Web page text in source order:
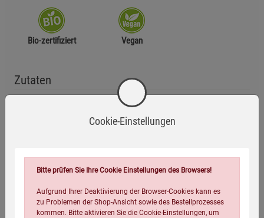
Bio-zertifiziert Vegan
Zutaten
Süßholzwurzel* (70 %), grüne Minze* (30 %)
*aus kontrolliert ökologischer Erzeugung
Anwendungsempfehlung
Enthält Süßholz - bei hohem Blutdruck sollte ein übermäßiger
Verzehr dieses Erzeugnisses vermieden werden.
Cookie-Einstellungen
Bitte prüfen Sie Ihre Cookie Einstellungen des Browsers!
Aufgrund Ihrer Deaktivierung der Browser-Cookies kann es
zu Problemen der Shop-Ansicht sowie des Bestellprozesses
kommen. Bitte aktivieren Sie die Cookie-Einstellungen, um